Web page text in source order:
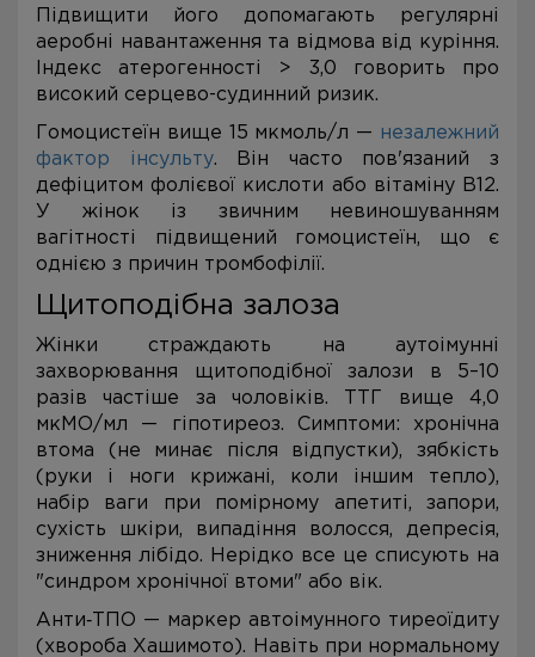
Підвищити його допомагають регулярні
аеробні навантаження та відмова від куріння.
Індекс атерогенності > 3,0 говорить про
високий серцево-судинний ризик.
Гомоцистеїн вище 15 мкмоль/л — незалежний
фактор інсульту. Він часто пов'язаний з
дефіцитом фолієвої кислоти або вітаміну В12.
У жінок із звичним невиношуванням
вагітності підвищений гомоцистеїн, що є
однією з причин тромбофілії.
Щитоподібна залоза
Жінки страждають на аутоімунні
захворювання щитоподібної залози в 5–10
разів частіше за чоловіків. ТТГ вище 4,0
мкМО/мл — гіпотиреоз. Симптоми: хронічна
втома (не минає після відпустки), зябкість
(руки і ноги крижані, коли іншим тепло),
набір ваги при помірному апетиті, запори,
сухість шкіри, випадіння волосся, депресія,
зниження лібідо. Нерідко все це списують на
"синдром хронічної втоми" або вік.
Анти‑ТПО — маркер автоімунного тиреоїдиту
(хвороба Хашимото). Навіть при нормальному